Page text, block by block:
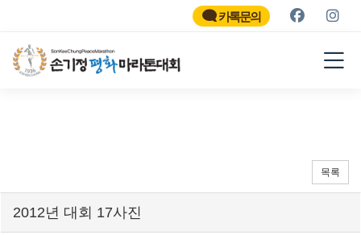
카톡문의
MARATHON
2026
목록
2012년 대회 17사진